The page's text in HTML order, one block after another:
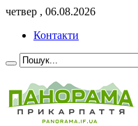
четвер , 06.08.2026
Контакти